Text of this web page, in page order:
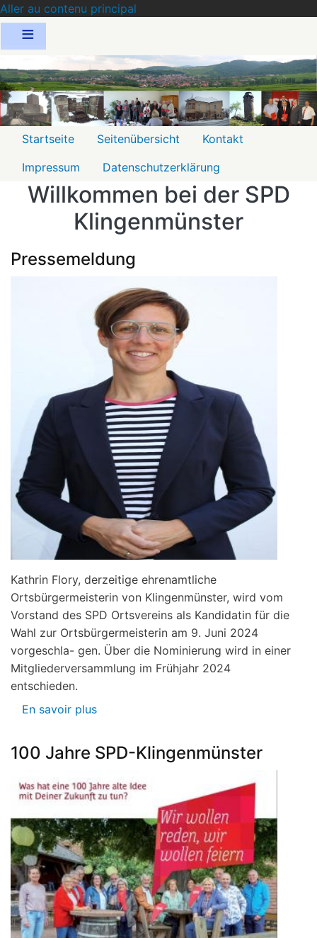
Aller au contenu principal
Menu
Startseite Seitenübersicht
Kontakt
Impressum
Datenschutzerklärung
Willkommen bei der SPD
Klingenmünster
Pressemeldung
Kathrin Flory, derzeitige ehrenamtliche
Ortsbürgermeisterin von Klingenmünster, wird vom
Vorstand des SPD Ortsvereins als Kandidatin für die
Wahl zur Ortsbürgermeisterin am 9. Juni 2024
vorgeschla- gen. Über die Nominierung wird in einer
Mitgliederversammlung im Frühjahr 2024
entschieden.
En savoir plus
100 Jahre SPD-Klingenmünster